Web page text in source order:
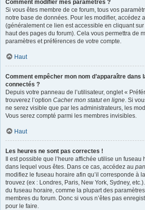
Comment modifier mes paramètres ?
Si vous êtes membre de ce forum, tous vos
notre base de données. Pour les modifier, accédez
(généralement ce lien est accessible en cliquant sur
haut des pages du forum). Cela vous permettra de
paramètres et préférences de votre compte.
Haut
Comment empêcher mon nom d’apparaître dans
connectés ?
Depuis votre panneau de l’utilisateur, onglet «
trouverez l’option Cacher mon statut en ligne. Si
ne serez visible que par les administrateurs, les
Vous serez compté parmi les membres invisibles.
Haut
Les heures ne sont pas correctes !
Il est possible que l’heure affichée utilise un
dans lequel vous êtes. Dans ce cas, accédez au
modifiez le fuseau horaire afin qu’il corresponde à
trouvez (ex : Londres, Paris, New York, Sydney,
du fuseau horaire, comme la plupart des
membres du forum. Donc si vous n’êtes pas
pour le faire.